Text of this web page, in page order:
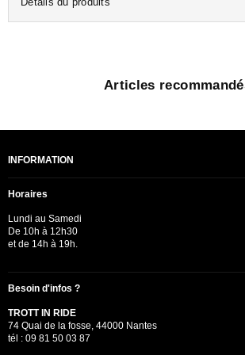
Articles
INFORMATION
Horaires
Lundi au Samedi
De 10h à 12h30
et de 14h à 19h.
Besoin d'infos ?
TROTT IN RIDE
74 Quai de la fosse, 44000 Nantes
tél : 09 81 50 03 87